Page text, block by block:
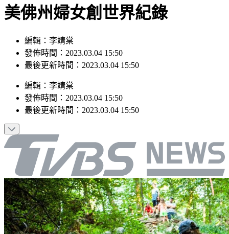
美佛州婦女創世界紀錄
編輯：李靖棠
發佈時間：2023.03.04 15:50
最後更新時間：2023.03.04 15:50
編輯 ： 李靖棠
發佈時間： 2023.03.04 15:50
最後更新時間： 2023.03.04 15:50